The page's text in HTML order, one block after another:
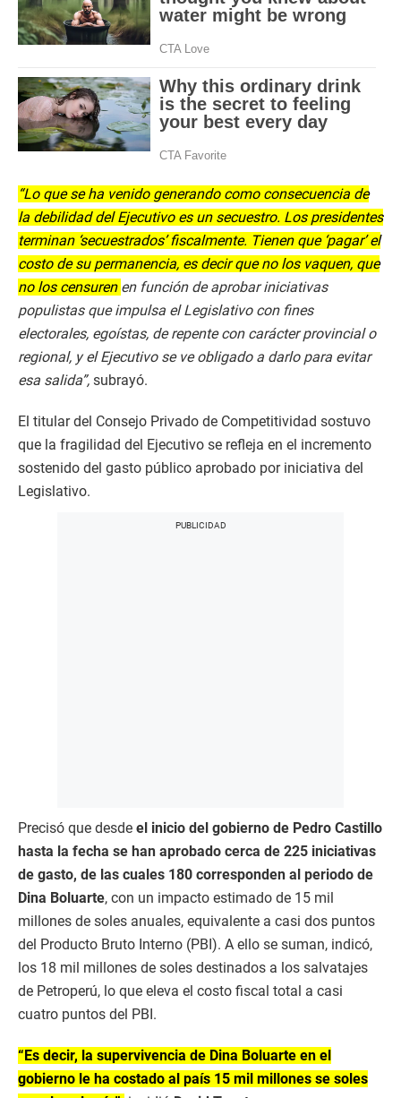
“Lo que se ha venido generando como consecuencia de
la debilidad del Ejecutivo es un secuestro. Los presidentes
terminan ‘secuestrados’ fiscalmente. Tienen que ‘pagar’ el
costo de su permanencia, es decir que no los vaquen, que
no los censuren en función de aprobar iniciativas
populistas que impulsa el Legislativo con fines
electorales, egoístas, de repente con carácter provincial o
regional, y el Ejecutivo se ve obligado a darlo para evitar
esa salida”, subrayó.
El titular del Consejo Privado de Competitividad sostuvo
que la fragilidad del Ejecutivo se refleja en el incremento
sostenido del gasto público aprobado por iniciativa del
Legislativo.
Precisó que desde el inicio del gobierno de Pedro Castillo
hasta la fecha se han aprobado cerca de 225 iniciativas
de gasto, de las cuales 180 corresponden al periodo de
Dina Boluarte, con un impacto estimado de 15 mil
millones de soles anuales, equivalente a casi dos puntos
del Producto Bruto Interno (PBI). A ello se suman, indicó,
los 18 mil millones de soles destinados a los salvatajes
de Petroperú, lo que eleva el costo fiscal total a casi
cuatro puntos del PBI.
“Es decir, la supervivencia de Dina Boluarte en el
gobierno le ha costado al país 15 mil millones se soles